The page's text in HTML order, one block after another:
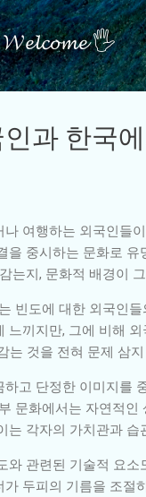
𝓦𝓮𝓵𝓬𝓸𝓶𝓮 🖐
과 한국
나 여행하는 외국인들
을 중시하는 문화로
는지, 문화적 배경이
빈도에 대한 외국인
느끼지만, 그에 비해
는 것을 전혀 문제 삼
하고 단정한 이미지를
문화에서는 자연적
는 각자의 가치관과
와 관련된 기술적 요
가 두피의 기름을 조절